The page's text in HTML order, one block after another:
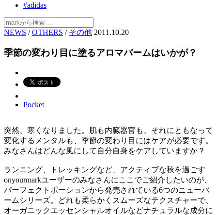
#adidas
NEWS /OTHERS / その他 2011.10.20
季節の変わり目に塗るアロマバームはいかが？
Pocket
突然、寒くなりました。肌も内臓器官も、それにともなって
変化するメンタルも、季節の変わり目にはケアが必要です。
みなさんはどんな風にして自分自身をケアしていますか？
ランニング、トレッキングなど、アクティブな秋を過ごす
onyourmarkユーザーのみなさんにここでご紹介したいのが、
パーフェクトポーションから発売されている6つのニューバ
ームシリーズ。どれも柔らかくスムーズなテクスチャーで、
オーガニックエッセンシャルオイルなどナチュラルな成分に